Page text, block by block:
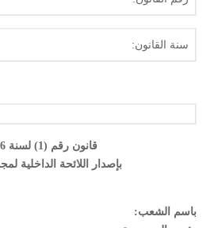
سنة القانون:
قانون رقم (1) لسنة 2006م
بإصدار اللائحة الداخلية
باسم الشعب: